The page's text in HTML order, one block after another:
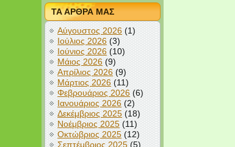
ΤΑ ΑΡΘΡΑ ΜΑΣ
Αύγουστος 2026 (1)
Ιούλιος 2026 (3)
Ιούνιος 2026 (10)
Μάιος 2026 (9)
Απρίλιος 2026 (9)
Μάρτιος 2026 (11)
Φεβρουάριος 2026 (6)
Ιανουάριος 2026 (2)
Δεκέμβριος 2025 (18)
Νοέμβριος 2025 (11)
Οκτώβριος 2025 (12)
Σεπτέμβριος 2025 (5)